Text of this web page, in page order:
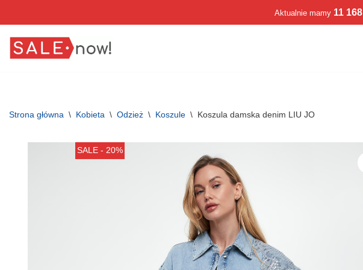
do
Aktualnie mamy 11 168
Strona główna \ Kobieta \ Odzież \ Koszule \ Koszula damska denim LIU JO
SALE - 20%